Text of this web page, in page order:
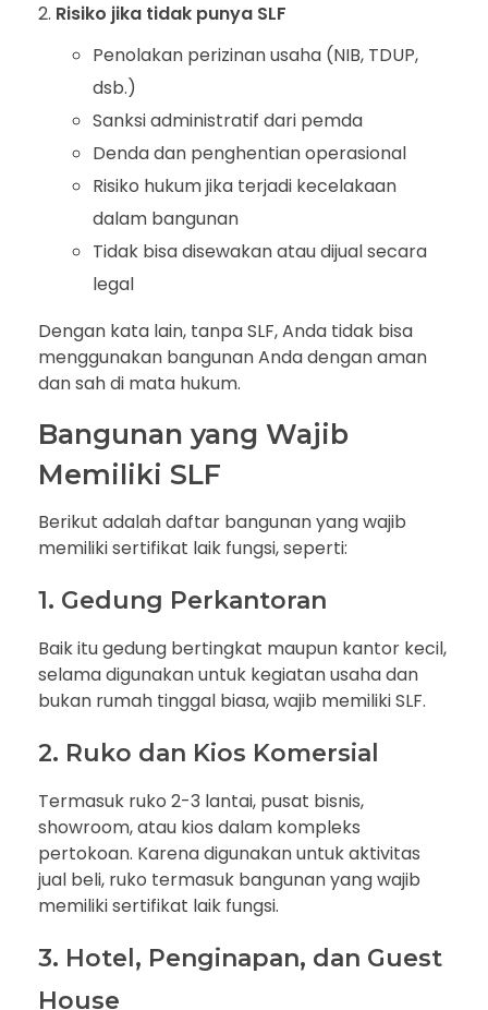
Risiko jika tidak punya SLF
Penolakan perizinan usaha (NIB, TDUP,
dsb.)
Sanksi administratif dari pemda
Denda dan penghentian operasional
Risiko hukum jika terjadi kecelakaan
dalam bangunan
Tidak bisa disewakan atau dijual secara
legal
Dengan kata lain, tanpa SLF, Anda tidak bisa
menggunakan bangunan Anda dengan aman
dan sah di mata hukum.
Bangunan yang Wajib
Memiliki SLF
Berikut adalah daftar bangunan yang wajib
memiliki sertifikat laik fungsi, seperti:
1. Gedung Perkantoran
Baik itu gedung bertingkat maupun kantor kecil,
selama digunakan untuk kegiatan usaha dan
bukan rumah tinggal biasa, wajib memiliki SLF.
2. Ruko dan Kios Komersial
Termasuk ruko 2-3 lantai, pusat bisnis,
showroom, atau kios dalam kompleks
pertokoan. Karena digunakan untuk aktivitas
jual beli, ruko termasuk bangunan yang wajib
memiliki sertifikat laik fungsi.
3. Hotel, Penginapan, dan Guest
House